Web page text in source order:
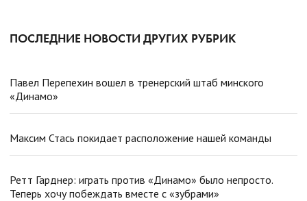
ПОСЛЕДНИЕ НОВОСТИ ДРУГИХ РУБРИК
Павел Перепехин вошел в тренерский штаб минского
«Динамо»
Максим Стась покидает расположение нашей команды
Ретт Гарднер: играть против «Динамо» было непросто.
Теперь хочу побеждать вместе с «зубрами»